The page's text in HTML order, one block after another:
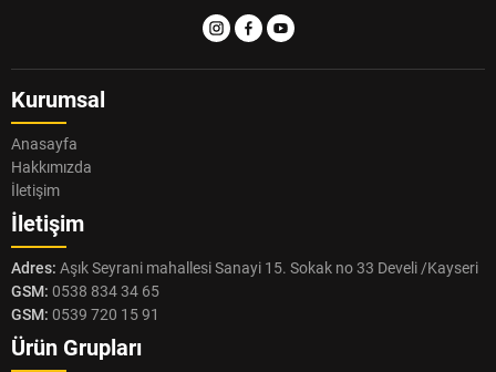
Kurumsal
Anasayfa
Hakkımızda
İletişim
İletişim
Adres: Aşık Seyrani mahallesi Sanayi 15. Sokak no 33 Develi /Kayseri
GSM: 0538 834 34 65
GSM: 0539 720 15 91
Ürün Grupları